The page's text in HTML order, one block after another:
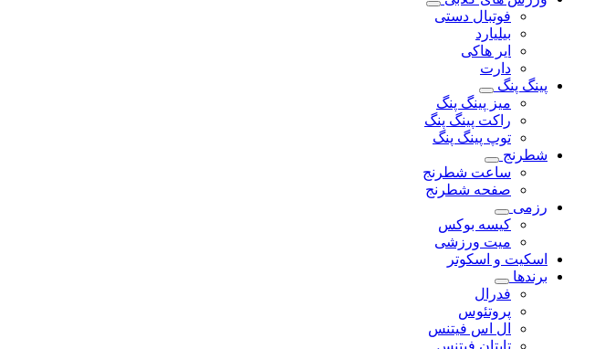
فوتبال دستی
بیلیارد
ایر هاکی
دارت
پینگ پنگ
میز پینگ پنگ
راکت پینگ پنگ
توپ پینگ پنگ
شطرنج
ساعت شطرنج
صفحه شطرنج
رزمی
کیسه بوکس
میت ورزشی
اسکیت و اسکوتر
برندها
فدرال
پروتئوس
ال اس فیتنس